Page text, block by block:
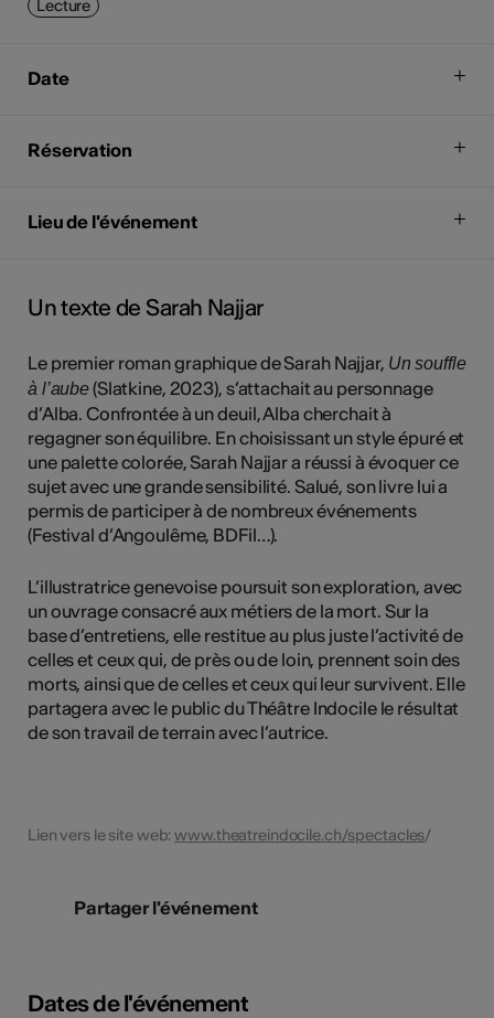
Lecture
Date
Réservation
Lieu de l'événement
Un texte de Sarah Najjar
Le premier roman graphique de Sarah Najjar, Un souffle
à l’aube(Slatkine, 2023), s’attachait au personnage
d’Alba. Confrontée à un deuil, Alba cherchait à
regagner son équilibre. En choisissant un style épuré et
une palette colorée, Sarah Najjar a réussi à évoquer ce
sujet avec une grande sensibilité. Salué, son livre lui a
permis de participer à de nombreux événements
(Festival d’Angoulême, BDFil…).
L’illustratrice genevoise poursuit son exploration, avec
un ouvrage consacré aux métiers de la mort. Sur la
base d’entretiens, elle restitue au plus juste l’activité de
celles et ceux qui, de près ou de loin, prennent soin des
morts, ainsi que de celles et ceux qui leur survivent. Elle
partagera avec le public du Théâtre Indocile le résultat
de son travail de terrain avec l’autrice.
Lien vers le site web:www.theatreindocile.ch/spectacles/
Partager l'événement
Dates de l'événement